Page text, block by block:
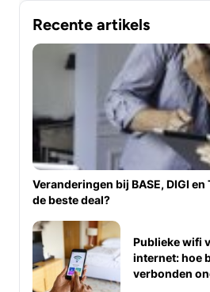
Recente artikels
Veranderingen bij BASE, DIGI
de beste deal?
Publieke wifi
internet: hoe
verbonden